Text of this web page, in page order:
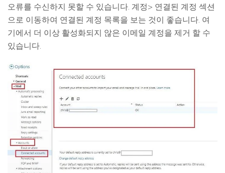
오류를 수신하지 못할 수 있습니다. 계정> 연결된 계정 섹션
으로 이동하여 연결된 계정 목록을 보는 것이 좋습니다. 여
기에서 더 이상 활성화되지 않은 이메일 계정을 제거 할 수
있습니다.